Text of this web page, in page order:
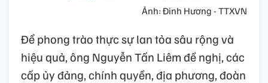
Ảnh: Đinh Hương - TTXVN
Để phong trào thực sự lan tỏa sâu rộng và
hiệu quả, ông Nguyễn Tấn Liêm đề nghị, các
cấp ủy đảng, chính quyền, địa phương, đoàn